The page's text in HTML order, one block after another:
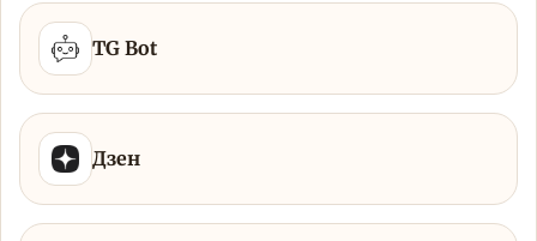
TG Bot
Дзен